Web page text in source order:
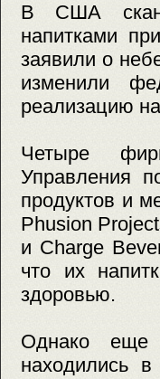
В США
напитками
заявили о
изменили
реализацию
Четыре
Управления
продуктов и
Phusion
и Charge
что их
здоровью.
Однако еще
находились